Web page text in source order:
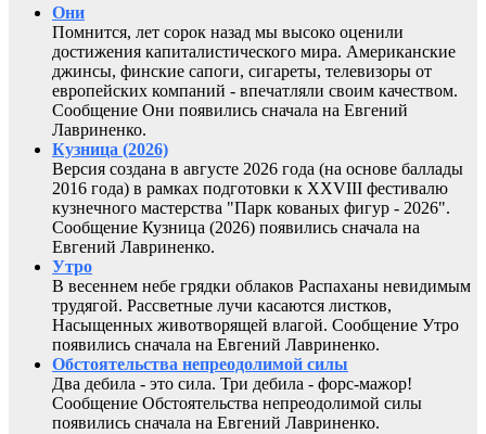
Они
Помнится, лет сорок назад мы высоко оценили
достижения капиталистического мира. Американские
джинсы, финские сапоги, сигареты, телевизоры от
европейских компаний - впечатляли своим качеством.
Сообщение Они появились сначала на Евгений
Лавриненко.
Кузница (2026)
Версия создана в августе 2026 года (на основе баллады
2016 года) в рамках подготовки к XXVIII фестивалю
кузнечного мастерства "Парк кованых фигур - 2026".
Сообщение Кузница (2026) появились сначала на
Евгений Лавриненко.
Утро
В весеннем небе грядки облаков Распаханы невидимым
трудягой. Рассветные лучи касаются листков,
Насыщенных животворящей влагой. Сообщение Утро
появились сначала на Евгений Лавриненко.
Обстоятельства непреодолимой силы
Два дебила - это сила. Три дебила - форс-мажор!
Сообщение Обстоятельства непреодолимой силы
появились сначала на Евгений Лавриненко.